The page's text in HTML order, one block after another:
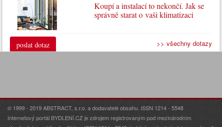
Koupí a instalací to nekončí. Jak se
správně starat o vaši klimatizaci
poslat dotaz >> všechny dotazy
© 1999 - 2019 ABSTRACT, s.r.o. a dodavatelé obsahu. ISSN 1214 - 5548
Internetový portál BYDLENÍ.CZ je zdrojem registrovaným pod mezinárodním